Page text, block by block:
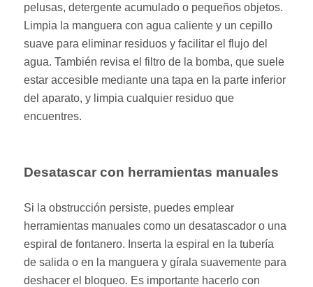
pelusas, detergente acumulado o pequeños objetos.
Limpia la manguera con agua caliente y un cepillo
suave para eliminar residuos y facilitar el flujo del
agua. También revisa el filtro de la bomba, que suele
estar accesible mediante una tapa en la parte inferior
del aparato, y limpia cualquier residuo que
encuentres.
Desatascar con herramientas manuales
Si la obstrucción persiste, puedes emplear
herramientas manuales como un desatascador o una
espiral de fontanero. Inserta la espiral en la tubería
de salida o en la manguera y gírala suavemente para
deshacer el bloqueo. Es importante hacerlo con